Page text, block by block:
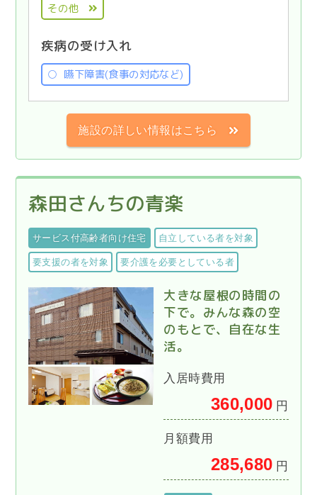
その他
疾病の受け入れ
嚥下障害(食事の対応など)
施設の詳しい情報はこちら
森田さんちの青楽
サービス付高齢者向け住宅 自立している者を対象
要支援の者を対象 要介護を必要としている者
大きな屋根の時間の
下で。みんな森の空
のもとで、自在な生
活。
入居時費用
360,000 円
月額費用
285,680 円